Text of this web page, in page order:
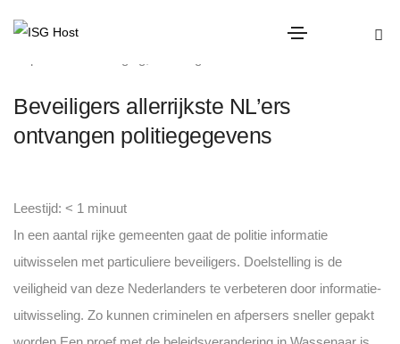
Beveiligers allerrijkste NL’ers
ontvangen politiegegevens
Leestijd: < 1 minuut
In een aantal rijke gemeenten gaat de politie informatie
uitwisselen met particuliere beveiligers. Doelstelling is de
veiligheid van deze Nederlanders te verbeteren door informatie-
uitwisseling. Zo kunnen criminelen en afpersers sneller gepakt